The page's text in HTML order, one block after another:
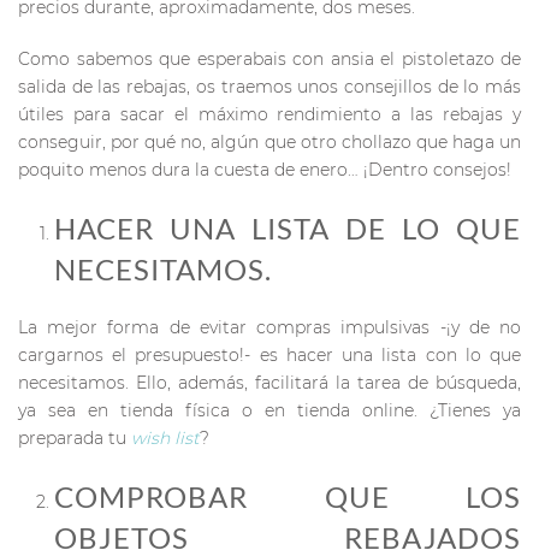
precios durante, aproximadamente, dos meses.
Como sabemos que esperabais con ansia el pistoletazo de
salida de las rebajas, os traemos unos consejillos de lo más
útiles para sacar el máximo rendimiento a las rebajas y
conseguir, por qué no, algún que otro chollazo que haga un
poquito menos dura la cuesta de enero… ¡Dentro consejos!
HACER UNA LISTA DE LO QUE
NECESITAMOS.
La mejor forma de evitar compras impulsivas -¡y de no
cargarnos el presupuesto!- es hacer una lista con lo que
necesitamos. Ello, además, facilitará la tarea de búsqueda,
ya sea en tienda física o en tienda online. ¿Tienes ya
preparada tu wish list?
COMPROBAR QUE LOS
OBJETOS REBAJADOS